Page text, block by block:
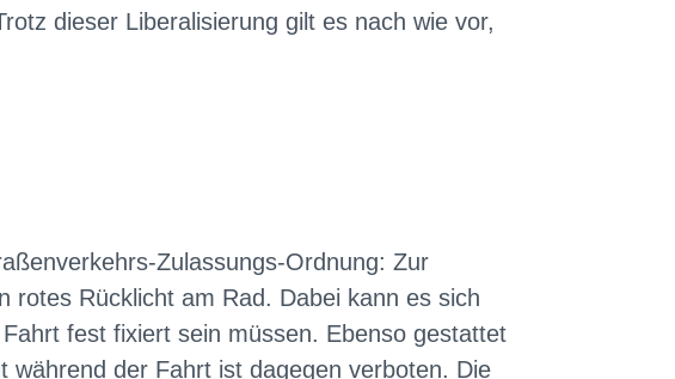
dieser Liberalisierung gilt es nach wie vor,
Zulassungs-Ordnung: Zur
rotes Rücklicht am Rad. Dabei kann es sich
fest fixiert sein müssen. Ebenso gestattet
während der Fahrt ist dagegen verboten. Die